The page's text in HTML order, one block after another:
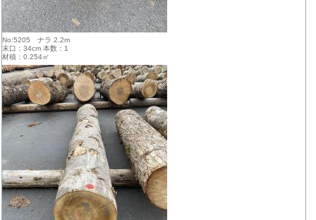
No:5205 ナラ 2.2m
末口：34cm 本数：1
材積：0.254㎥